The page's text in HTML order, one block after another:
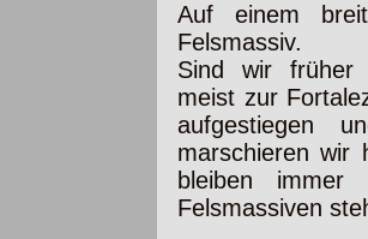
Auf einem
Felsmassiv.
Sind wir früher
meist zur
aufgestiegen
marschieren wir
bleiben immer
Felsmassiven